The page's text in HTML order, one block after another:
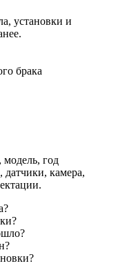
установки и
брака
год
датчики, камера,